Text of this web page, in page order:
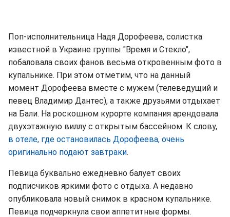
Поп-исполнительница Надя Дорофеева, солистка
известной в Украине группы "Время и Стекло",
побаловала своих фанов весьма откровенным фото в
купальнике. При этом отметим, что на данный
момент Дорофеева вместе с мужем (телеведущий и
певец Владимир Дантес), а также друзьями отдыхает
на Бали. На роскошном курорте компания арендовала
двухэтажную виллу с открытым бассейном. К слову,
в отеле, где остановилась Дорофеева, очень
оригинально подают завтраки.
Певица буквально ежедневно балует своих
подписчиков яркими фото с отдыха. А недавно
опубликовала новый снимок в красном купальнике.
Певица подчеркнула свои аппетитные формы.